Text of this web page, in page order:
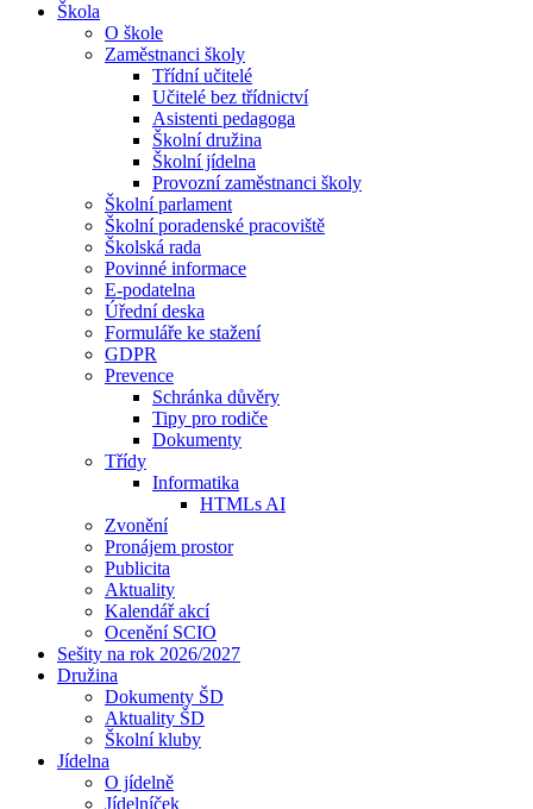
Škola
O škole
Zaměstnanci školy
Třídní učitelé
Učitelé bez třídnictví
Asistenti pedagoga
Školní družina
Školní jídelna
Provozní zaměstnanci školy
Školní parlament
Školní poradenské pracoviště
Školská rada
Povinné informace
E-podatelna
Úřední deska
Formuláře ke stažení
GDPR
Prevence
Schránka důvěry
Tipy pro rodiče
Dokumenty
Třídy
Informatika
HTMLs AI
Zvonění
Pronájem prostor
Publicita
Aktuality
Kalendář akcí
Ocenění SCIO
Sešity na rok 2026/2027
Družina
Dokumenty ŠD
Aktuality ŠD
Školní kluby
Jídelna
O jídelně
Jídelníček